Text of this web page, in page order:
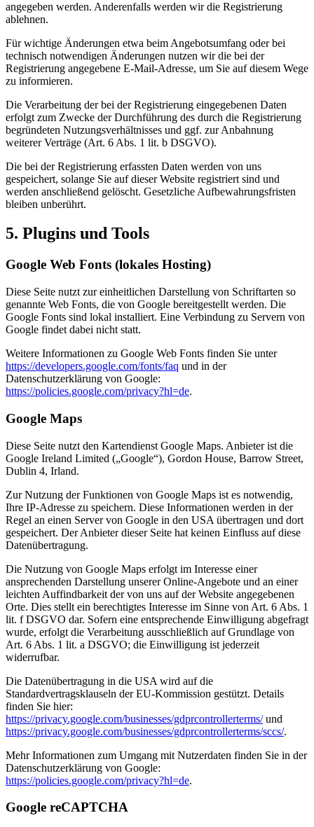
angegeben werden. Anderenfalls werden wir die Registrierung
ablehnen.
Für wichtige Änderungen etwa beim Angebotsumfang oder bei
technisch notwendigen Änderungen nutzen wir die bei der
Registrierung angegebene E-Mail-Adresse, um Sie auf diesem Wege
zu informieren.
Die Verarbeitung der bei der Registrierung eingegebenen Daten
erfolgt zum Zwecke der Durchführung des durch die Registrierung
begründeten Nutzungsverhältnisses und ggf. zur Anbahnung
weiterer Verträge (Art. 6 Abs. 1 lit. b DSGVO).
Die bei der Registrierung erfassten Daten werden von uns
gespeichert, solange Sie auf dieser Website registriert sind und
werden anschließend gelöscht. Gesetzliche Aufbewahrungsfristen
bleiben unberührt.
5. Plugins und Tools
Google Web Fonts (lokales Hosting)
Diese Seite nutzt zur einheitlichen Darstellung von Schriftarten so
genannte Web Fonts, die von Google bereitgestellt werden. Die
Google Fonts sind lokal installiert. Eine Verbindung zu Servern von
Google findet dabei nicht statt.
Weitere Informationen zu Google Web Fonts finden Sie unter
https://developers.google.com/fonts/faq und in der
Datenschutzerklärung von Google:
https://policies.google.com/privacy?hl=de.
Google Maps
Diese Seite nutzt den Kartendienst Google Maps. Anbieter ist die
Google Ireland Limited („Google“), Gordon House, Barrow Street,
Dublin 4, Irland.
Zur Nutzung der Funktionen von Google Maps ist es notwendig,
Ihre IP-Adresse zu speichern. Diese Informationen werden in der
Regel an einen Server von Google in den USA übertragen und dort
gespeichert. Der Anbieter dieser Seite hat keinen Einfluss auf diese
Datenübertragung.
Die Nutzung von Google Maps erfolgt im Interesse einer
ansprechenden Darstellung unserer Online-Angebote und an einer
leichten Auffindbarkeit der von uns auf der Website angegebenen
Orte. Dies stellt ein berechtigtes Interesse im Sinne von Art. 6 Abs. 1
lit. f DSGVO dar. Sofern eine entsprechende Einwilligung abgefragt
wurde, erfolgt die Verarbeitung ausschließlich auf Grundlage von
Art. 6 Abs. 1 lit. a DSGVO; die Einwilligung ist jederzeit
widerrufbar.
Die Datenübertragung in die USA wird auf die
Standardvertragsklauseln der EU-Kommission gestützt. Details
finden Sie hier:
https://privacy.google.com/businesses/gdprcontrollerterms/und
https://privacy.google.com/businesses/gdprcontrollerterms/sccs/.
Mehr Informationen zum Umgang mit Nutzerdaten finden Sie in der
Datenschutzerklärung von Google:
https://policies.google.com/privacy?hl=de.
Google reCAPTCHA